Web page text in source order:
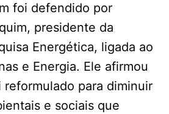
foi defendido por
presidente da
Energética, ligada ao
e Energia. Ele afirmou
para diminuir
e sociais que